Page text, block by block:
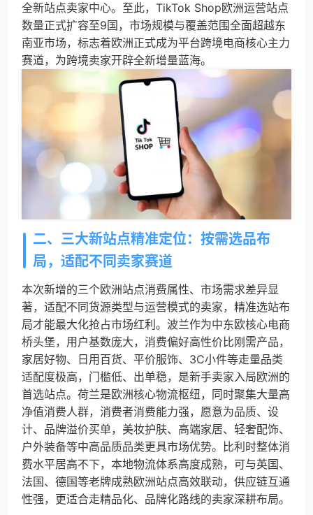
全新站点卖家中心。至此，TikTok Shop欧洲运营站点
数量正式扩容至9国，市场规模与覆盖范围全面超越东
南亚市场，标志着欧洲正式成为平台跨境电商核心主力
赛道，为跨境卖家开辟全新增量蓝海。
二、三大新站点精准定位：按需选品布
局，适配不同卖家赛道
本次新增的三个欧洲站点消费属性、市场需求差异显
著，适配不同货源类型与运营模式的卖家，精准选站布
局才能最大化抢占市场红利。波兰作为中东欧核心电商
桥头堡，用户基数庞大，消费偏好高性价比刚需产品，
家居好物、日用百货、平价服饰、3C小件等走量品类
适配度极高，门槛低、出单稳，是新手卖家入局欧洲的
首选站点。荷兰是欧洲核心物流枢纽，同时聚集大量高
净值消费人群，消费者消费能力强，愿意为品质、设
计、品牌溢价买单，美妆护肤、高端家居、轻奢配饰、
户外装备等中高品质品类更具市场优势。比利时整体消
费水平居高不下，本地物流体系高度成熟，可与英国、
法国、德国等老牌成熟欧洲站点高效联动，供应链互通
性强，更适合走精品化、品牌化路线的卖家深耕布局。